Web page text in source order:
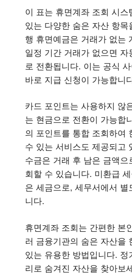
이 표는 휴면계좌 조회 시스
있는 다양한 숨은 자산 항목
행 휴면예금은 거래가 없는
일정 기간 거래가 없으면 자
로 전환됩니다. 이는 공식
바로 지급 신청이 가능합니
카드 포인트는 사용하지 않
는 현금으로 전환이 가능합
의 포인트를 통합 조회하여
수 있는 서비스도 제공되고
수금은 거래 후 남은 금액으
회할 수 있습니다. 미환급
은 세금으로, 세무서에서 별
니다.
휴면계좌 조회는 간편한 본
러 금융기관의 숨은 자산을
있는 유용한 방법입니다. 정
리로 숨겨진 자산을 찾아보